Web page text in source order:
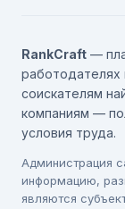
RankCraft —
соискателям
компаниям —
условия труда.
Администрация
информацию,
являются